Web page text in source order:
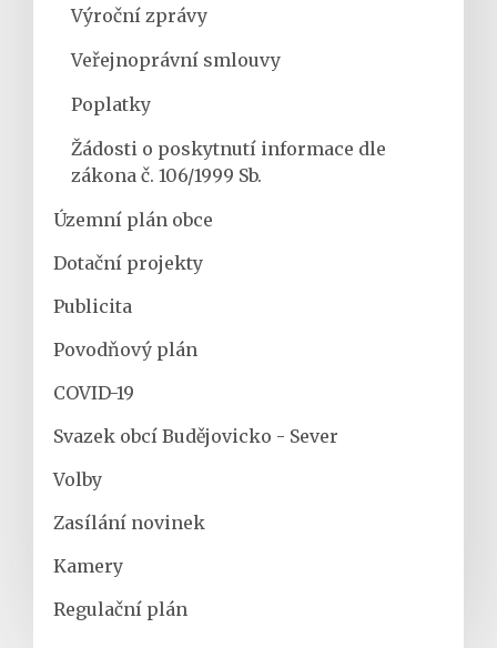
Výroční zprávy
Veřejnoprávní smlouvy
Poplatky
Žádosti o poskytnutí informace dle
zákona č. 106/1999 Sb.
Územní plán obce
Dotační projekty
Publicita
Povodňový plán
COVID-19
Svazek obcí Budějovicko - Sever
Volby
Zasílání novinek
Kamery
Regulační plán